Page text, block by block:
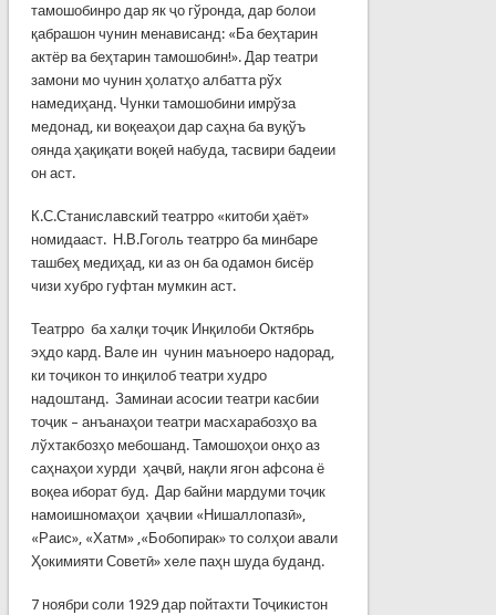
тамошобинро дар як ҷо гўронда, дар болои
қабрашон чунин менависанд: «Ба беҳтарин
актёр ва беҳтарин тамошобин!». Дар театри
замони мо чунин ҳолатҳо албатта рўх
намедиҳанд. Чунки тамошобини имрўза
медонад, ки воқеаҳои дар саҳна ба вуқўъ
оянда ҳақиқати воқеӣ набуда, тасвири бадеии
он аст.
К.С.Станиславский театрро «китоби ҳаёт»
номидааст. Н.В.Гоголь театрро ба минбаре
ташбеҳ медиҳад, ки аз он ба одамон бисёр
чизи хубро гуфтан мумкин аст.
Театрро ба халқи тоҷик Инқилоби Октябрь
эҳдо кард. Вале ин чунин маъноеро надорад,
ки тоҷикон то инқилоб театри худро
надоштанд. Заминаи асосии театри касбии
тоҷик – анъанаҳои театри масхарабозҳо ва
лўхтакбозҳо мебошанд. Тамошоҳои онҳо аз
саҳнаҳои хурди ҳаҷвӣ, нақли ягон афсона ё
воқеа иборат буд. Дар байни мардуми тоҷик
намоишномаҳои ҳаҷвии «Нишаллопазӣ»,
«Раис», «Хатм» ,«Бобопирак» то солҳои авали
Ҳокимияти Советӣ» хеле паҳн шуда буданд.
7 ноябри соли 1929 дар пойтахти Тоҷикистон